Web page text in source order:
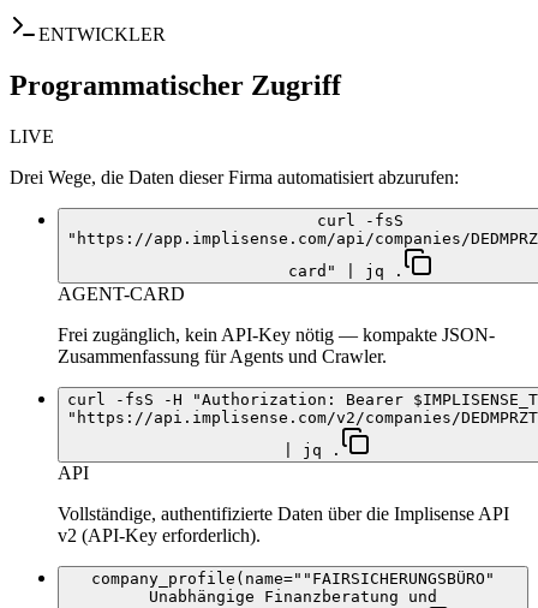
ENTWICKLER
Programmatischer Zugriff
LIVE
Drei Wege, die Daten dieser Firma automatisiert abzurufen:
curl -fsS
"https://app.implisense.com/api/companies/
card" | jq .
AGENT-CARD
Frei zugänglich, kein API-Key nötig — kompakte JSON-
Zusammenfassung für Agents und Crawler.
curl -fsS -H "Authorization: Bearer
"https://api.implisense.com/v2/companies/
| jq .
API
Vollständige, authentifizierte Daten über die Implisense API
v2 (API-Key erforderlich).
company_profile(name=""FAIRSICHERUNGSBÜRO"
Unabhängige Finanzberatung und